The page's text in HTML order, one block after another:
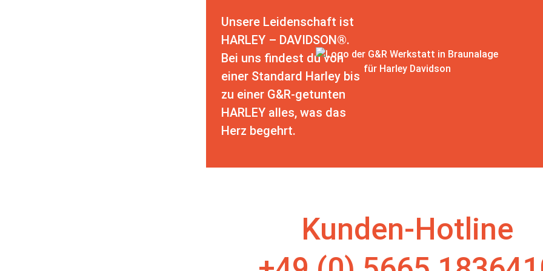
Unsere Leidenschaft ist
HARLEY – DAVIDSON®.
Bei uns findest du von
einer Standard Harley bis
zu einer G&R-getunten
HARLEY alles, was das
Herz begehrt.
Kunden-Hotline